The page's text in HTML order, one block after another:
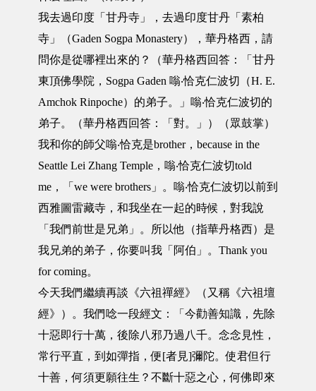
我去過印度「甘丹寺」，去過印度甘丹「素柏
寺」（Gaden Sogpa Monastery），華丹格西，請
問你是從哪裡出來的？（華丹格西回答：「甘丹
東頂佛學院，Sogpa Gaden 嗡‧恰克仁波切（H. E.
Amchok Rinpoche）的弟子。」嗡‧恰克仁波切的
弟子。（華丹格西回答：「對。」）（眾鼓掌）
我和你的師父嗡‧恰克是brother，because in the
Seattle Lei Zhang Temple，嗡‧恰克仁波切told
me，「we were brothers」。嗡‧恰克仁波切以前到
西雅圖雷藏寺，和我坐在一起的時候，對我說
「我們前世是兄弟」。所以他（指華丹格西）是
我兄弟的弟子，你要叫我「阿伯」。Thank you
for coming。
今天我們繼續再談《六祖禪經》（又稱《六祖壇
經》）。我們唸一段經文：「今勸善知識，先除
十惡即行十萬，後除八邪乃過八千。念念見性，
常行平直，到如彈指，便[者見]彌陀。使君但行
十善，何須更願往生？不斷十惡之心，何佛即來